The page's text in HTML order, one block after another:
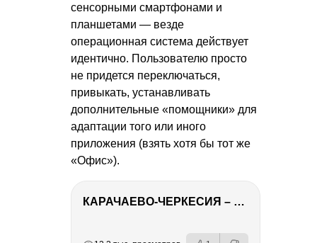
сенсорными смартфонами и
планшетами — везде
операционная система действует
идентично. Пользователю просто
не придется переключаться,
привыкать, устанавливать
дополнительные «помощники» для
адаптации того или иного
приложения (взять хотя бы тот же
«Офис»).
КАРАЧАЕВО-ЧЕРКЕСИЯ – ПУТЕШЕСТВИЕ НА КАВКАЗ часть 2